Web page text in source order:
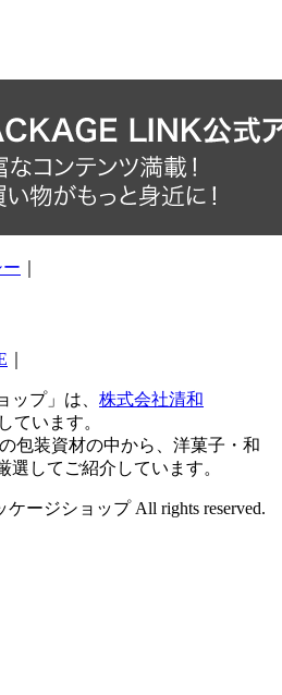
ップ」は、 株式会社清和
ています。
包装資材の中から、洋菓子・和
してご紹介しています。
ージショップ All rights reserved.